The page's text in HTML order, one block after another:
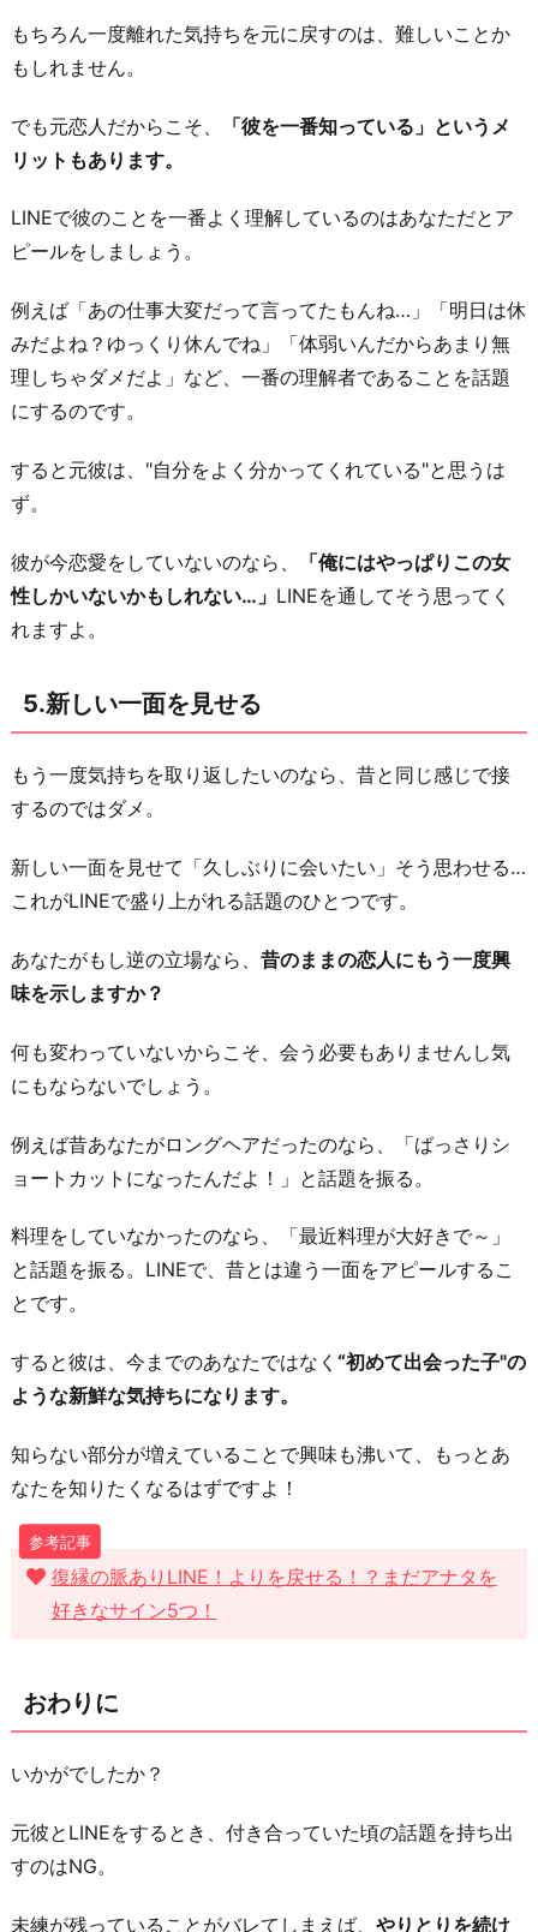
もちろん一度離れた気持ちを元に戻すのは、難しいことか
もしれません。
でも元恋人だからこそ、
「彼を一番知っている」というメ
リットもあります。
LINEで彼のことを一番よく理解しているのはあなただとア
ピールをしましょう。
例えば「あの仕事大変だって言ってたもんね…」「明日は休
みだよね？ゆっくり休んでね」「体弱いんだからあまり無
理しちゃダメだよ」など、一番の理解者であることを話題
にするのです。
すると元彼は、"自分をよく分かってくれている"と思うは
ず。
彼が今恋愛をしていないのなら、
「俺にはやっぱりこの女
性しかいないかもしれない…」 LINEを通してそう思ってく
れますよ。
5.新しい一面を見せる
もう一度気持ちを取り返したいのなら、昔と同じ感じで接
するのではダメ。
新しい一面を見せて「久しぶりに会いたい」そう思わせる…
これがLINEで盛り上がれる話題のひとつです。
あなたがもし逆の立場なら、 昔のままの恋人にもう一度興
味を示しますか？
何も変わっていないからこそ、会う必要もありませんし気
にもならないでしょう。
例えば昔あなたがロングヘアだったのなら、「ばっさりシ
ョートカットになったんだよ！」と話題を振る。
料理をしていなかったのなら、「最近料理が大好きで～」
と話題を振る。LINEで、昔とは違う一面をアピールするこ
とです。
すると彼は、今までのあなたではなく “初めて出会った子"の
ような新鮮な気持ちになります。
知らない部分が増えていることで興味も沸いて、もっとあ
なたを知りたくなるはずですよ！
復縁の脈ありLINE！よりを戻せる！？まだアナタを
好きなサイン5つ！
おわりに
いかがでしたか？
元彼とLINEをするとき、付き合っていた頃の話題を持ち出
すのはNG。
未練が残っていることがバレてしまえば、 やりとりを続け